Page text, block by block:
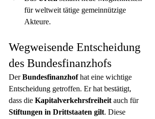
für weltweit tätige gemeinnützige
Akteure.
Wegweisende Entscheidung
des Bundesfinanzhofs
Der Bundesfinanzhof hat eine wichtige
Entscheidung getroffen. Er hat bestätigt,
dass die Kapitalverkehrsfreiheit auch für
Stiftungen in Drittstaaten gilt. Diese